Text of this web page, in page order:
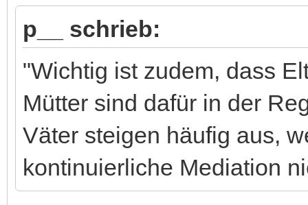
p__ schrieb:
"Wichtig ist zudem, dass
Mütter sind dafür in der
Väter steigen häufig aus,
kontinuierliche Mediation